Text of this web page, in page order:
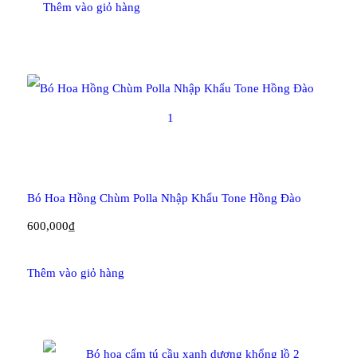
Thêm vào giỏ hàng
Bó Hoa Hồng Chùm Polla Nhập Khẩu Tone Hồng Đào
600,000₫
Thêm vào giỏ hàng